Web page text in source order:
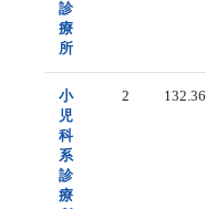
診
療
所
小
児
科
系
診
療
2 132.36